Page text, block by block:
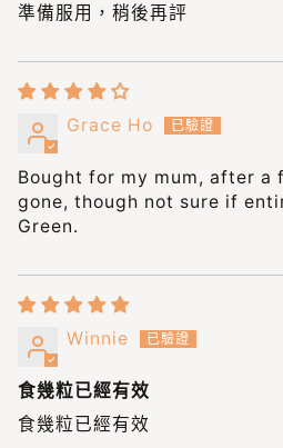
準備服用，稍後再評
Grace Ho
Bought for my mum, after a
gone, though not sure if
Green.
Winnie
食幾粒已經有效
食幾粒已經有效